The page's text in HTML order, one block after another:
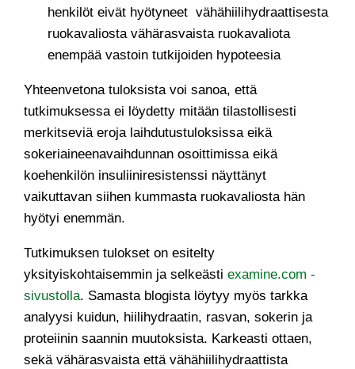
henkilöt eivät hyötyneet vähähiilihydraattisesta
ruokavaliosta vähärasvaista ruokavaliota
enempää vastoin tutkijoiden hypoteesia
Yhteenvetona tuloksista voi sanoa, että
tutkimuksessa ei löydetty mitään tilastollisesti
merkitseviä eroja laihdutustuloksissa eikä
sokeriaineenavaihdunnan osoittimissa eikä
koehenkilön insuliiniresistenssi näyttänyt
vaikuttavan siihen kummasta ruokavaliosta hän
hyötyi enemmän.
Tutkimuksen tulokset on esitelty
yksityiskohtaisemmin ja selkeästi examine.com -
sivustolla. Samasta blogista löytyy myös tarkka
analyysi kuidun, hiilihydraatin, rasvan, sokerin ja
proteiinin saannin muutoksista. Karkeasti ottaen,
sekä vähärasvaista että vähähiilihydraattista